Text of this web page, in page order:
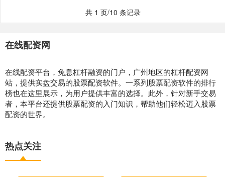
共 1 页/10 条记录
在线配资网
在线配资平台，免息杠杆融资的门户，广州地区的杠杆配资网
站，提供实盘交易的股票配资软件。一系列股票配资软件的排行
榜也在这里展示，为用户提供丰富的选择。此外，针对新手交易
者，本平台还提供股票配资的入门知识，帮助他们轻松迈入股票
配资的世界。
热点关注